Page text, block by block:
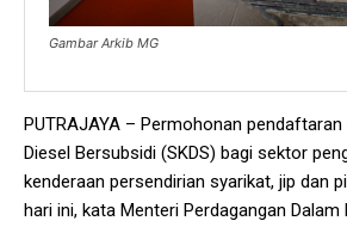
Gambar Arkib MG
PUTRAJAYA – Permohonan
Diesel Bersubsidi (SKDS) bagi sektor
kenderaan persendirian syarikat, jip dan
hari ini, kata Menteri Perdagangan